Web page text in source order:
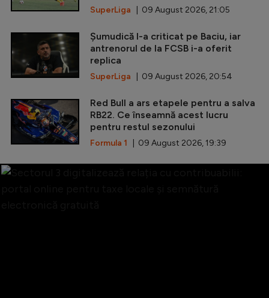
SuperLiga | 09 August 2026, 21:05
Șumudică l-a criticat pe Baciu, iar
antrenorul de la FCSB i-a oferit
replica
SuperLiga | 09 August 2026, 20:54
Red Bull a ars etapele pentru a salva
RB22. Ce înseamnă acest lucru
pentru restul sezonului
Formula 1 | 09 August 2026, 19:39